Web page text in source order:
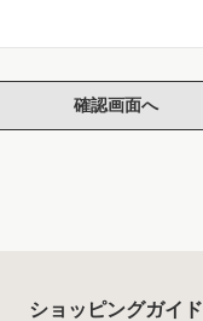
ショッピングガイド